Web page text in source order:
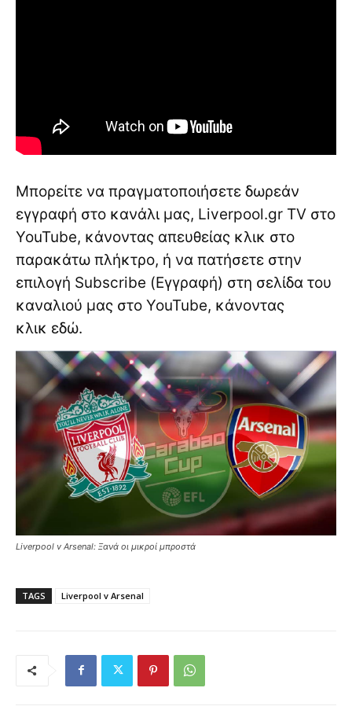
Μπορείτε να πραγματοποιήσετε δωρεάν
εγγραφή στο κανάλι μας, Liverpool.gr TV στο
YouTube, κάνοντας απευθείας κλικ στο
παρακάτω πλήκτρο, ή να πατήσετε στην
επιλογή Subscribe (Εγγραφή) στη σελίδα του
καναλιού μας στο YouTube, κάνοντας
κλικ εδώ.
Liverpool v Arsenal: Ξανά οι μικροί μπροστά
TAGS Liverpool v Arsenal